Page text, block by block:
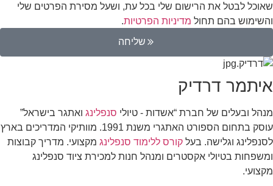
שאוכל לבטל את הרישום שלי בכל עת, ושעל מסירת הפרטים שלי
והשימוש בהם תחול מדיניות הפרטיות.
שליחה
איתמר דרדיק
מנהל ובעלים של חברת “אשדות - טיולי סנפלינג ואתגר בישראל”
עוסק בתחום הספורט האתגרי משנת 1991. מוותיקי המדריכים בארץ
לסנפלינג וגלישה. בעל קורס ללימוד סנפלינג מקצועי. מדריך קבוצות
ומשפחות בטיולי אקסטרים ומנהל חנות למכירת ציוד סנפלינג
מקצועי.